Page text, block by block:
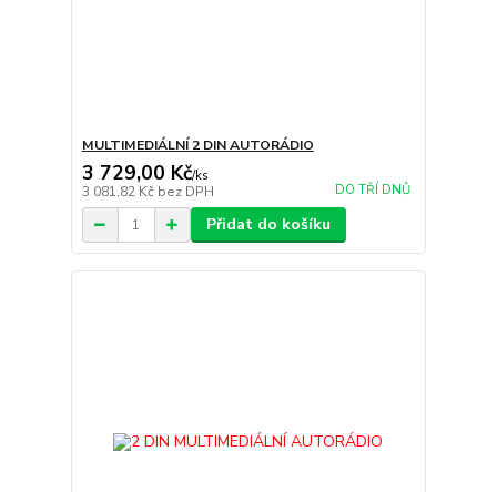
MULTIMEDIÁLNÍ 2 DIN AUTORÁDIO
3 729,00 Kč/ks
3 081,82 Kč bez DPH DO TŘÍ DNŮ
Přidat do košíku